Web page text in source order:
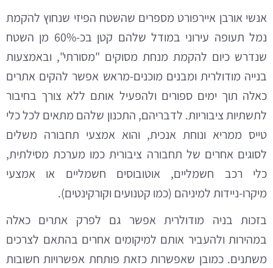
אנשי אורבן איירפורט מספרים שהשטח הפיזי שנחוץ להקמת
נמל תעופה עירוני במודל שלהם קטן בכ-60% מן השטח
שנדרש כיום להקמת מנחת מסוקים "מסורתי", ובאמצעות
בנייה מודולרית ומבנים מוכנים-מראש אפשר להקים אתרים
כאלה תוך ימים ספורים ולהפעיל אותם ללא צורך בחיבור
לתשתיות ציבוריות. לדבריהם, התכנון שלהם מתאים לכל כלי
טייס ממריא ונוחת אנכית, והוא אמצעי תחבורה משלים
לסוגים אחרים של תחבורה ציבורית כמו מערכת מסילתית,
כלי רכב חשמליים, אוטובוסים חשמליים או אמצעי
מיקרו-ניידות למיניהם (כמו קטנועים וקורקינטים).
בזכות בניה מודולרית אפשר גם לפרק אתרים כאלה
במהירות ולהעביר אותם למיקומים אחרים בהתאם לצרכים
משתנים. כמובן שאפשרות כזאת פותחת אפשרויות חשובות